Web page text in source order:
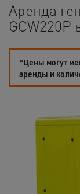
Аренда
*Цены могут
аренды и